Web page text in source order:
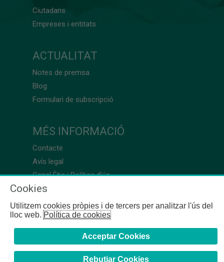
Ciutadans
Empreses i entitats
ACTUALITAT
Notes de premsa
Blog
Formulari de subscripció
MÉS INFORMACIÓ
Contacte
Avís legal
Canal Ètic i Política d’ús
Cookies
Utilitzem cookies pròpies i de tercers per analitzar l'ús del
lloc web.Política de cookies
Acceptar Cookies
Rebutjar Cookies